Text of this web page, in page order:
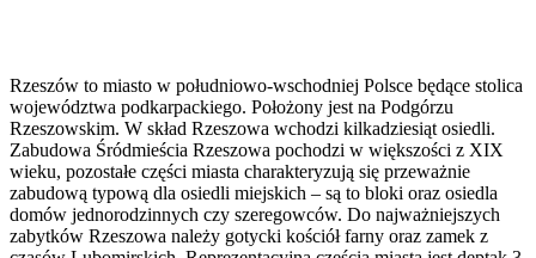
Rzeszów to miasto w południowo-wschodniej Polsce będące stolica
województwa podkarpackiego. Położony jest na Podgórzu
Rzeszowskim. W skład Rzeszowa wchodzi kilkadziesiąt osiedli.
Zabudowa Śródmieścia Rzeszowa pochodzi w większości z XIX
wieku, pozostałe części miasta charakteryzują się przeważnie
zabudową typową dla osiedli miejskich – są to bloki oraz osiedla
domów jednorodzinnych czy szeregowców. Do najważniejszych
zabytków Rzeszowa należy gotycki kościół farny oraz zamek z